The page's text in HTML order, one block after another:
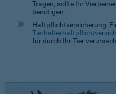
Tragen, sollte Ihr
benötigen.
Haftpflichtversicherung:
für durch Ihr Tier